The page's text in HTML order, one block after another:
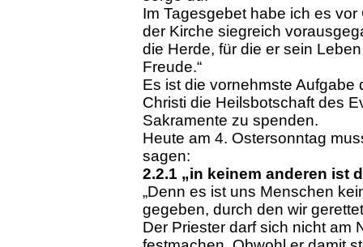
Im Tagesgebet habe ich es
der Kirche siegreich
die Herde, für die er sein
Freude.“
Es ist die vornehmste
Christi die Heilsbotschaft des
Sakramente zu spenden.
Heute am 4. Ostersonntag
sagen:
2.2.1 „in keinem anderen ist
„Denn es ist uns Menschen
gegeben, durch den wir
Der Priester darf sich nicht am